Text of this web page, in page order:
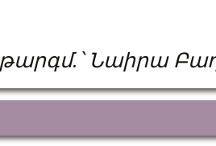
թարգմ. Նաիրա